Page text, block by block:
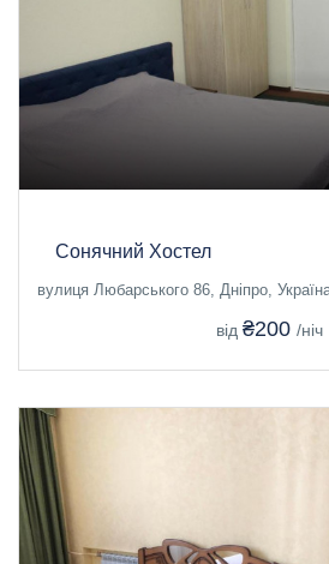
Сонячний Хостел
вулиця Любарського 86, Дніпро,
від ₴200 /ніч